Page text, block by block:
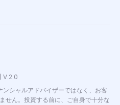
シャルアドバイザーではなく、お客
せん。投資する前に、ご自身で十分な